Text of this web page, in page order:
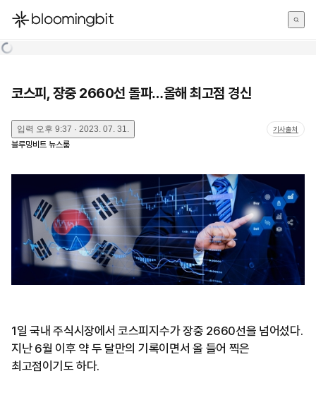
한국어
코스피, 장중 2660선 돌파…올해 최고점 경신
입력 오후 9:37 · 2023. 07. 31. 기사출처
블루밍비트 뉴스룸
1일 국내 주식시장에서 코스피지수가 장중 2660선을 넘어섰다.
지난 6월 이후 약 두 달만의 기록이면서 올 들어 찍은
최고점이기도 하다.